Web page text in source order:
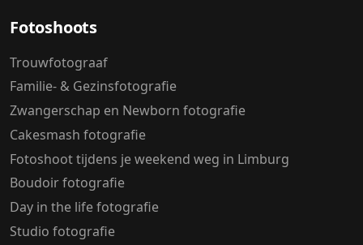
Fotoshoots
Trouwfotograaf
Familie- & Gezinsfotografie
Zwangerschap en Newborn fotografie
Cakesmash fotografie
Fotoshoot tijdens je weekend weg in Limburg
Boudoir fotografie
Day in the life fotografie
Studio fotografie